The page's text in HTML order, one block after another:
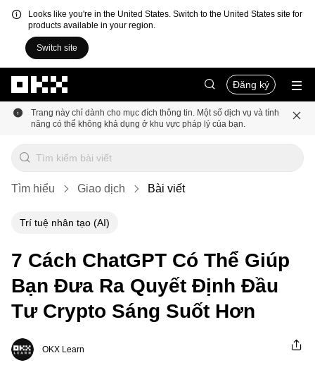
Looks like you're in the United States. Switch to the United States site for
products available in your region.
Switch site
Đăng ký
Trang này chỉ dành cho mục đích thông tin. Một số dịch vụ và tính
năng có thể không khả dụng ở khu vực pháp lý của bạn.
Tìm hiểu Giao dịch Bài viết
Trí tuệ nhân tạo (AI)
7 Cách ChatGPT Có Thể Giúp
Bạn Đưa Ra Quyết Định Đầu
Tư Crypto Sáng Suốt Hơn
OKX Learn